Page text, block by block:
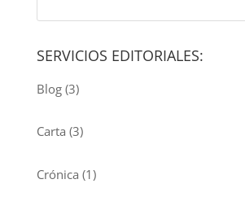
SERVICIOS EDITORIALES:
Blog(3)
Carta (3)
Crónica (1)